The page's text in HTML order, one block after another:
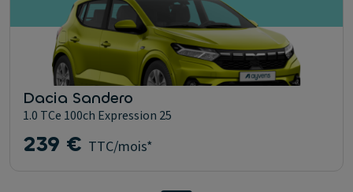
Dacia Sandero
1.0 TCe 100ch Expression 25
239 € TTC/mois*